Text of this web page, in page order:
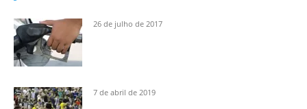
26 de julho de 2017
7 de abril de 2019